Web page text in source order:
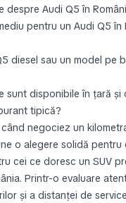
despre Audi Q5 în
pentru un Audi Q5
diesel sau un model pe
sunt disponibile în țară și
tipică?
negociez un
o alegere solidă pentru
cei ce doresc un SUV
Printr-o evaluare
și a distanței de